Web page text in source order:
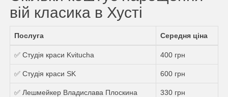
вій класика в Хусті
Послуга Середня ціна
✅ Студія краси Kvitucha 400 грн
✅ Студія краси SK 600 грн
✅ Лешмейкер Владислава Плоскина 330 грн